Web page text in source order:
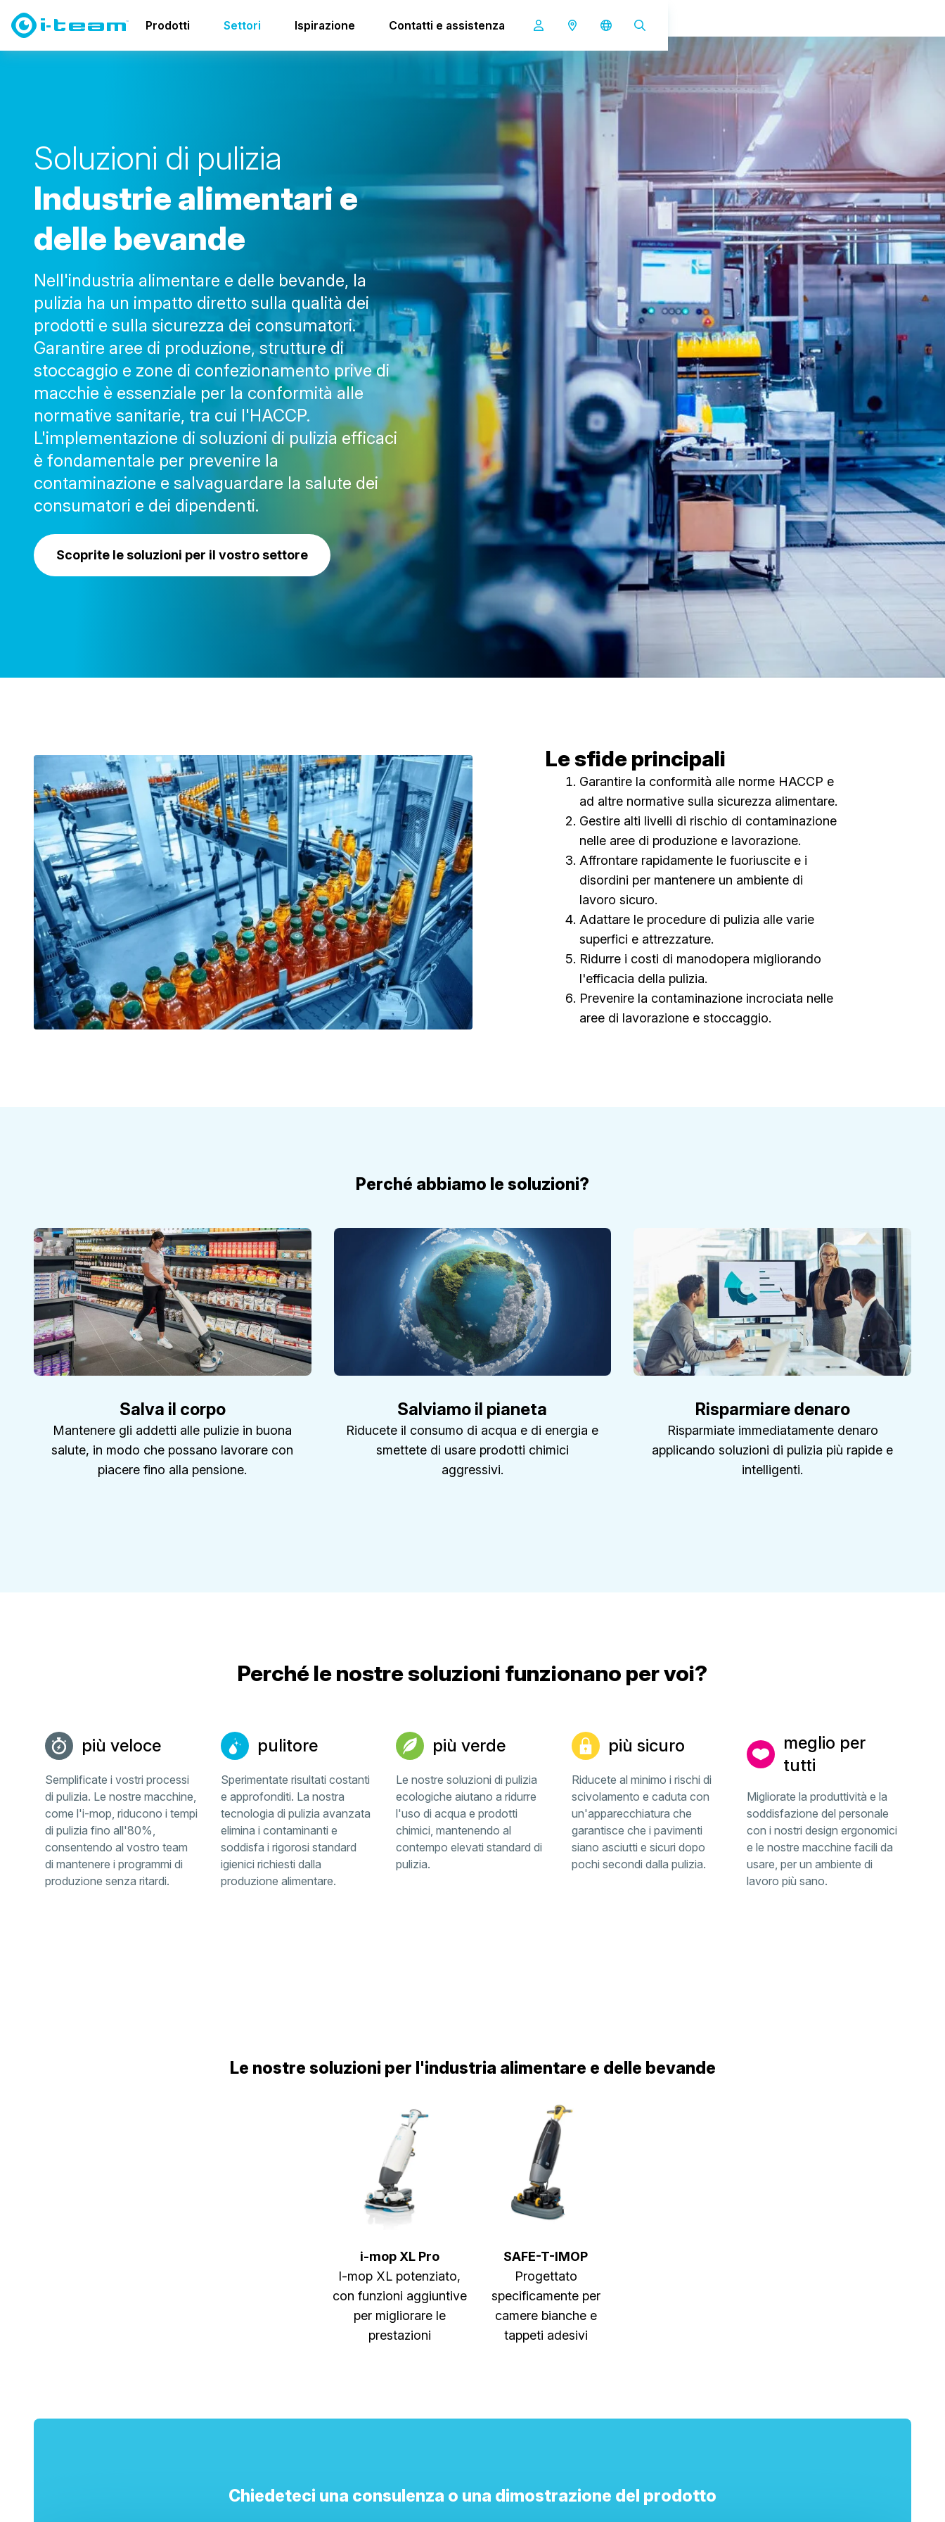
Prodotti Settori Ispirazione Contatti e assistenza
Cibo e bevande
Soluzioni di pulizia
Industriealimentarie
delle bevande
Nell'industria alimentare e delle bevande, la
pulizia ha un impatto diretto sulla qualità dei
prodotti e sulla sicurezza dei consumatori.
Garantire aree di produzione, strutture di
stoccaggio e zone di confezionamento prive di
macchie è essenziale per la conformità alle
normative sanitarie, tra cui l'HACCP.
L'implementazione di soluzioni di pulizia efficaci
è fondamentale per prevenire la
contaminazione e salvaguardare la salute dei
consumatori e dei dipendenti.
Scoprite le soluzioni per il vostro settore
Le sfide principali
Garantire la conformità alle norme HACCP e
ad altre normative sulla sicurezza alimentare.
Gestire alti livelli di rischio di contaminazione
nelle aree di produzione e lavorazione.
Affrontare rapidamente le fuoriuscite e i
disordini per mantenere un ambiente di
lavoro sicuro.
Adattare le procedure di pulizia alle varie
superfici e attrezzature.
Ridurre i costi di manodopera migliorando
l'efficacia della pulizia.
Prevenire la contaminazione incrociata nelle
aree di lavorazione e stoccaggio.
Perché abbiamo le soluzioni?
Salva il corpo
Mantenere gli addetti alle pulizie in buona
salute, in modo che possano lavorare con
piacere fino alla pensione.
Salviamo il pianeta
Riducete il consumo di acqua e di energia e
smettete di usare prodotti chimici
aggressivi.
Risparmiare denaro
Risparmiate immediatamente denaro
applicando soluzioni di pulizia più rapide e
intelligenti.
Perché le nostre soluzioni funzionano per voi?
più veloce
Semplificate i vostri processi
di pulizia. Le nostre macchine,
come l'i-mop, riducono i tempi
di pulizia fino all'80%,
consentendo al vostro team
di mantenere i programmi di
produzione senza ritardi.
pulitore
Sperimentate risultati costanti
e approfonditi. La nostra
tecnologia di pulizia avanzata
elimina i contaminanti e
soddisfa i rigorosi standard
igienici richiesti dalla
produzione alimentare.
più verde
Le nostre soluzioni di pulizia
ecologiche aiutano a ridurre
l'uso di acqua e prodotti
chimici, mantenendo al
contempo elevati standard di
pulizia.
più sicuro
Riducete al minimo i rischi di
scivolamento e caduta con
un'apparecchiatura che
garantisce che i pavimenti
siano asciutti e sicuri dopo
pochi secondi dalla pulizia.
meglio per
tutti
Migliorate la produttività e la
soddisfazione del personale
con i nostri design ergonomici
e le nostre macchine facili da
usare, per un ambiente di
lavoro più sano.
Le nostre soluzioni per l'industria alimentare e delle bevande
i-mop XL Pro
I-mop XL potenziato,
con funzioni aggiuntive
per migliorare le
prestazioni
SAFE-T-IMOP
Progettato
specificamente per
camere bianche e
tappeti adesivi
Chiedeteci una consulenza o una dimostrazione del prodotto